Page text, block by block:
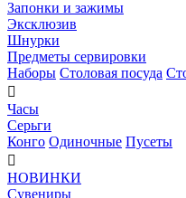
Запонки и зажимы
Эксклюзив
Шнурки
Предметы сервировки
Наборы Столовая посуда

Часы
Серьги
Конго Одиночные Пусеты

НОВИНКИ
Сувениры